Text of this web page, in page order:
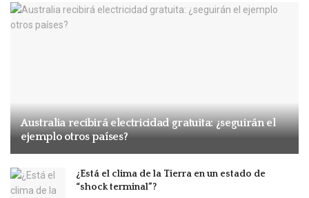
Australia recibirá electricidad gratuita: ¿seguirán el
ejemplo otros países?
¿Está el clima de la Tierra en un estado de
“shock terminal”?